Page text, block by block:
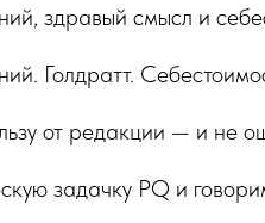
здравый смысл и
Голдратт.
от редакции — и не
задачку PQ и